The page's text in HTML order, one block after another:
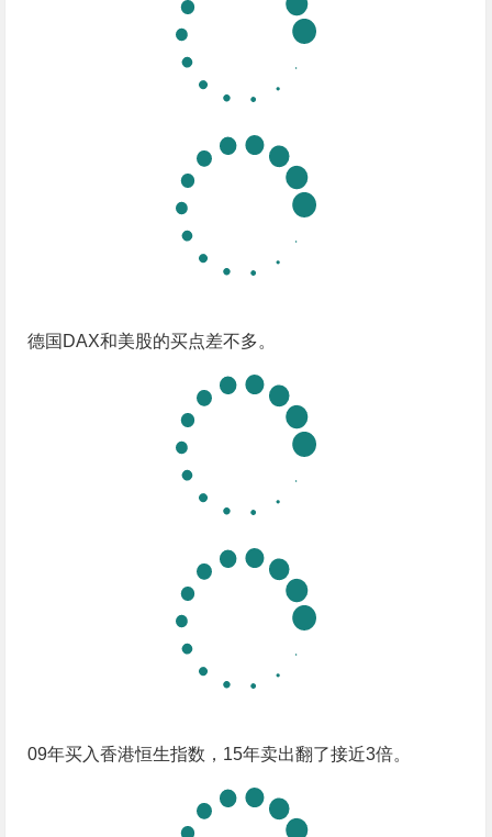
德国DAX和美股的买点差不多。
09年买入香港恒生指数，15年卖出翻了接近3倍。